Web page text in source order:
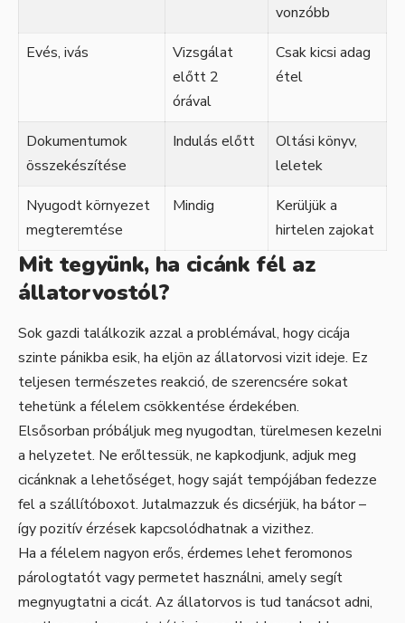
vonzóbb
Evés, ivás
Vizsgálat
előtt 2
órával
Csak kicsi adag
étel
Dokumentumok
összekészítése
Indulás előtt
Oltási könyv,
leletek
Nyugodt környezet
megteremtése
Mindig
Kerüljük a
hirtelen zajokat
Mit tegyünk, ha cicánk fél az
állatorvostól?
Sok gazdi találkozik azzal a problémával, hogy cicája
szinte pánikba esik, ha eljön az állatorvosi vizit ideje. Ez
teljesen természetes reakció, de szerencsére sokat
tehetünk a félelem csökkentése érdekében.
Elsősorban próbáljuk meg nyugodtan, türelmesen kezelni
a helyzetet. Ne erőltessük, ne kapkodjunk, adjuk meg
cicánknak a lehetőséget, hogy saját tempójában fedezze
fel a szállítóboxot. Jutalmazzuk és dicsérjük, ha bátor –
így pozitív érzések kapcsolódhatnak a vizithez.
Ha a félelem nagyon erős, érdemes lehet feromonos
párologtatót vagy permetet használni, amely segít
megnyugtatni a cicát. Az állatorvos is tud tanácsot adni,